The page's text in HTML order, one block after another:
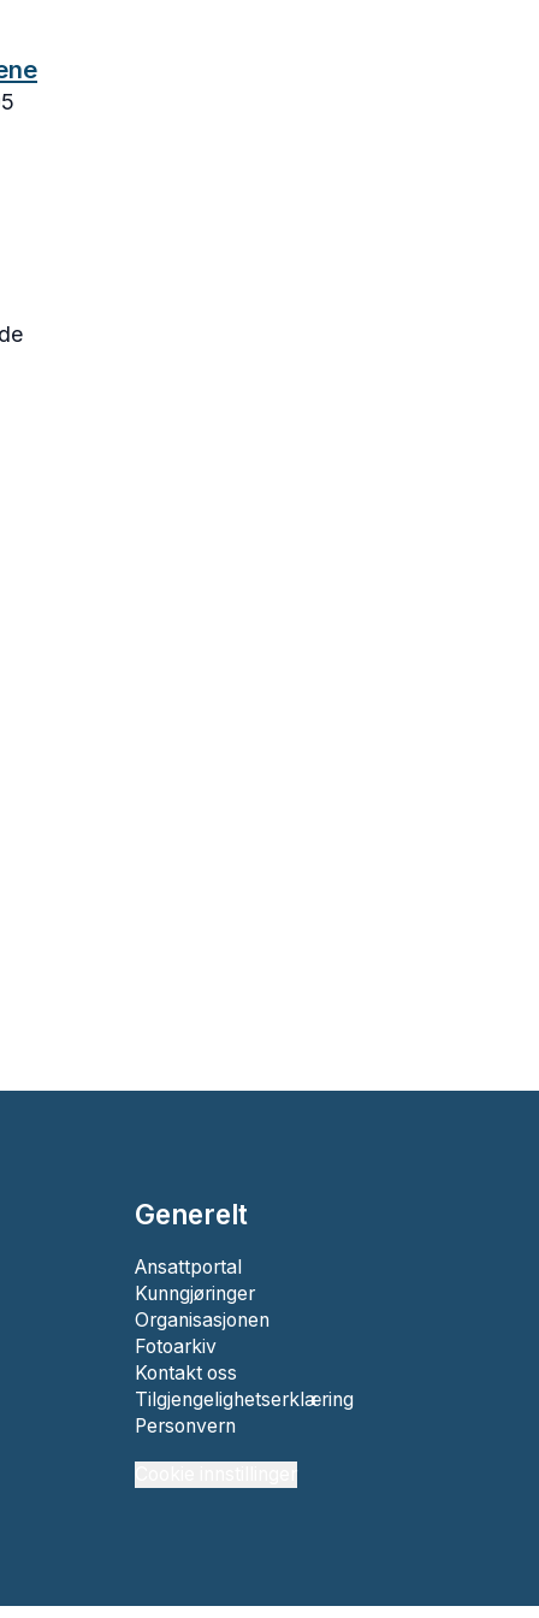
Generelt
Ansattportal
Kunngjøringer
Organisasjonen
Fotoarkiv
Kontakt oss
Tilgjengelighetserklæring
Personvern